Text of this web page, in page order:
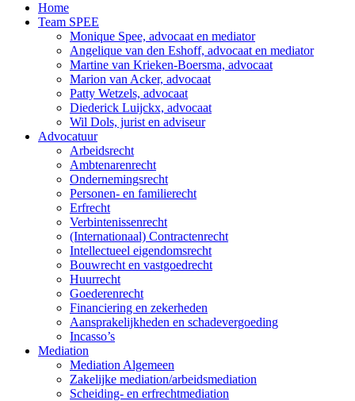
Home
Team SPEE
Monique Spee, advocaat en mediator
Angelique van den Eshoff, advocaat en mediator
Martine van Krieken-Boersma, advocaat
Marion van Acker, advocaat
Patty Wetzels, advocaat
Diederick Luijckx, advocaat
Wil Dols, jurist en adviseur
Advocatuur
Arbeidsrecht
Ambtenarenrecht
Ondernemingsrecht
Personen- en familierecht
Erfrecht
Verbintenissenrecht
(Internationaal) Contractenrecht
Intellectueel eigendomsrecht
Bouwrecht en vastgoedrecht
Huurrecht
Goederenrecht
Financiering en zekerheden
Aansprakelijkheden en schadevergoeding
Incasso’s
Mediation
Mediation Algemeen
Zakelijke mediation/arbeidsmediation
Scheiding- en erfrechtmediation